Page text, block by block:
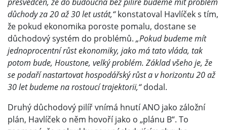
důchody za 20 až 30 let ustát,“konstatoval Havlíček s tím,
že pokud ekonomika poroste pomalu, dostane se
důchodový systém do problémů. „Pokud budeme mít
jednoprocentní růst ekonomiky, jako má tato vláda, tak
potom bude, Houstone, velký problém. Základ všeho je, že
se podaří nastartovat hospodářský růst a v horizontu 20 až
30 let budeme na rostoucí trajektorii,“dodal.
Druhý důchodový pilíř vnímá hnutí ANO jako záložní
plán, Havlíček o něm hovoří jako o „plánu B“. To